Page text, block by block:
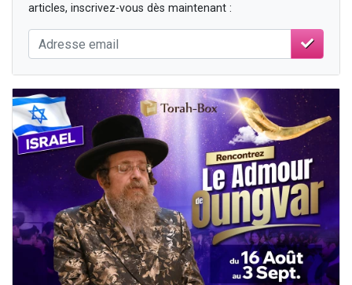
articles, inscrivez-vous dès maintenant :